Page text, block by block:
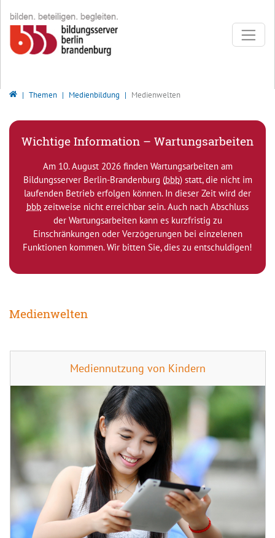
Bildungsserver Berlin - Brandenburg
Themen Medienbildung Medienwelten
Wichtige Information – Wartungsarbeiten
Am 10. August 2026 finden Wartungsarbeiten am
Bildungsserver Berlin-Brandenburg (bbb) statt, die nicht im
laufenden Betrieb erfolgen können. In dieser Zeit wird der
bbb zeitweise nicht erreichbar sein. Auch nach Abschluss
der Wartungsarbeiten kann es kurzfristig zu
Einschränkungen oder Verzögerungen bei einzelenen
Funktionen kommen. Wir bitten Sie, dies zu entschuldigen!
Medienwelten
Mediennutzung von Kindern